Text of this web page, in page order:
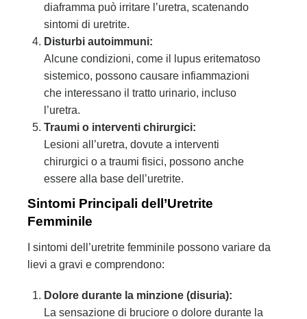
diaframma può irritare l’uretra, scatenando
sintomi di uretrite.
Disturbi autoimmuni:
Alcune condizioni, come il lupus eritematoso
sistemico, possono causare infiammazioni
che interessano il tratto urinario, incluso
l’uretra.
Traumi o interventi chirurgici:
Lesioni all’uretra, dovute a interventi
chirurgici o a traumi fisici, possono anche
essere alla base dell’uretrite.
Sintomi Principali dell’Uretrite
Femminile
I sintomi dell’uretrite femminile possono variare da
lievi a gravi e comprendono:
Dolore durante la minzione (disuria):
La sensazione di bruciore o dolore durante la